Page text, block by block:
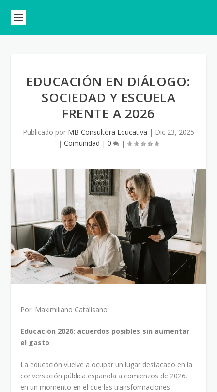
EDUCACIÓN EN DIÁLOGO:
SOCIEDAD Y ESCUELA
FRENTE A 2026
Publicado por MB Consultora Educativa | Dic 23, 2025
| Comunidad | 0 |
Por: Maximiliano Catalisano
Educación 2026: acuerdos posibles sin aumentar
el gasto
La educación vuelve a ocupar un lugar destacado en la
conversación pública española a comienzos de 2026,
en un momento en el que las transformaciones